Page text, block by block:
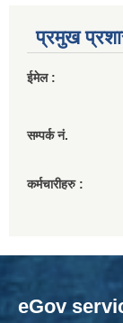
प्रमुख
ईमेल :
सम्पर्क नं.
कर्मचारीहरु :
eGov